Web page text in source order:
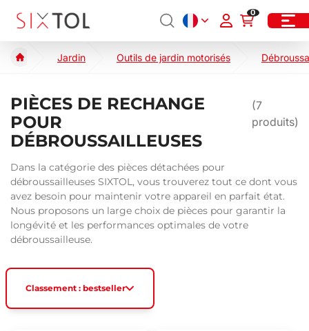
0
Jardin Outils de jardin motorisés
PIÈCES DE RECHANGE
POUR
DÉBROUSSAILLEUSES
(7
produits)
Dans la catégorie des pièces détachées pour
débroussailleuses SIXTOL, vous trouverez tout ce dont vous
avez besoin pour maintenir votre appareil en parfait état.
Nous proposons un large choix de pièces pour garantir la
longévité et les performances optimales de votre
débroussailleuse.
Classement : bestseller